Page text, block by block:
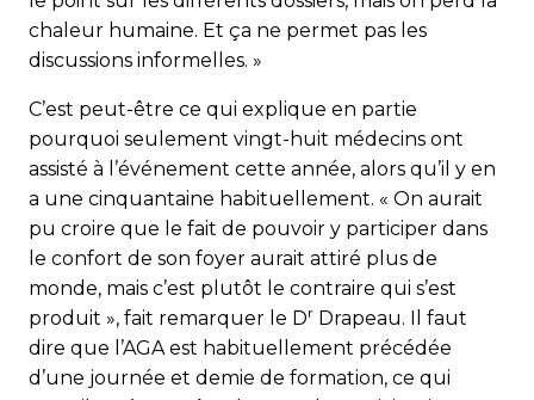
chaleur humaine. Et ça ne permet pas les
discussions informelles. »
C’est peut-être ce qui explique en partie
pourquoi seulement vingt-huit médecins ont
assisté à l’événement cette année, alors qu’il y en
a une cinquantaine habituellement. « On aurait
pu croire que le fait de pouvoir y participer dans
le confort de son foyer aurait attiré plus de
monde, mais c’est plutôt le contraire qui s’est
produit », fait remarquer le Dr Drapeau. Il faut
dire que l’AGA est habituellement précédée
d’une journée et demie de formation, ce qui